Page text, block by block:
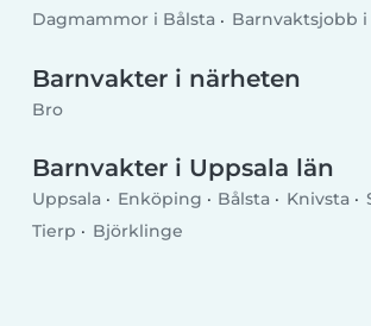
Dagmammor i Bålsta
Barnvaktsjobb i
Barnvakter i närheten
Bro
Barnvakter i Uppsala län
Uppsala Enköping Bålsta Knivsta
Tierp
Björklinge